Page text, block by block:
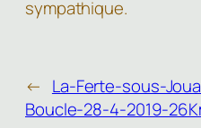
sympathique.
← La-Ferte-sous-
Boucle-28-4-2019-